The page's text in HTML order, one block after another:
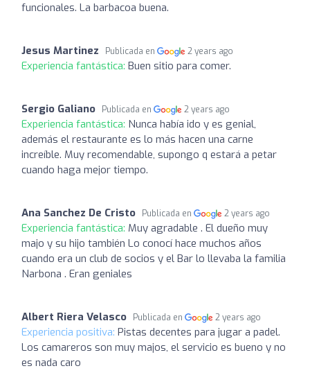
funcionales. La barbacoa buena.
Jesus Martinez Publicada en 2 years ago
Experiencia fantástica: Buen sitio para comer.
Sergio Galiano Publicada en 2 years ago
Experiencia fantástica: Nunca había ido y es genial,
además el restaurante es lo más hacen una carne
increíble. Muy recomendable, supongo q estará a petar
cuando haga mejor tiempo.
Ana Sanchez De Cristo Publicada en 2 years ago
Experiencia fantástica: Muy agradable . El dueño muy
majo y su hijo también Lo conocí hace muchos años
cuando era un club de socios y el Bar lo llevaba la familia
Narbona . Eran geniales
Albert Riera Velasco Publicada en 2 years ago
Experiencia positiva: Pistas decentes para jugar a padel.
Los camareros son muy majos, el servicio es bueno y no
es nada caro